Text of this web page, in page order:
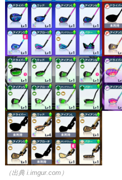
（出典 i.imgur.com）